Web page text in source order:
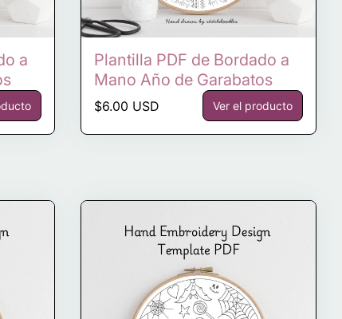
a
Plantilla PDF de Bordado a
Mano Año de Garabatos
Precio normal
$6.00 USD Ver el producto